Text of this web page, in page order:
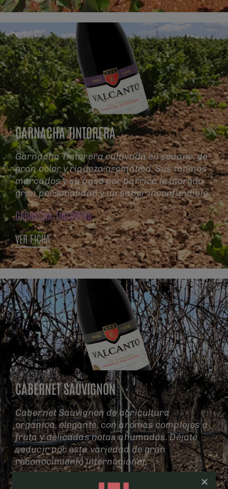
GARNACHA TINTORERA
Garnacha Tintorera cultivada en secano, de
gran color y riqueza aromática. Sus taninos
marcados y su paso por barrica le otorgan
gran personalidad y un sabor inconfundible.
GARNACHA TINTORERA
VER FICHA
CABERNET SAUVIGNON
Cabernet Sauvignon de agricultura
orgánica, elegante, con aromas complejos a
fruta y delicadas notas ahumadas. Déjate
seducir por esta variedad de gran
reconocimiento internacional.